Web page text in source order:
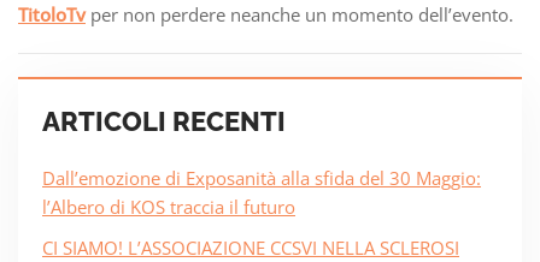
TitoloTvper non perdere neanche un momento dell’evento.
ARTICOLI RECENTI
Dall’emozione di Exposanità alla sfida del 30 Maggio:
l’Albero di KOS traccia il futuro
CI SIAMO! L’ASSOCIAZIONE CCSVI NELLA SCLEROSI